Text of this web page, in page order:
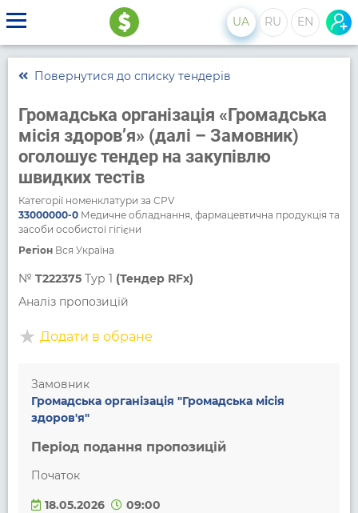
UA RU EN
Повернутися до списку тендерів
Громадська організація «Громадська
місія здоров’я» (далі – Замовник)
оголошує тендер на закупівлю
швидких тестів
Категорії номенклатури за CPV
33000000-0Медичне обладнання, фармацевтична продукція та
засоби особистої гігієни
Регіон Вся Україна
№ T222375 Тур 1 (Тендер RFx)
Аналіз пропозицій
Додати в обране
Замовник
Громадська організація "Громадська місія
здоров'я"
Період подання пропозицій
Початок
18.05.2026
09:00